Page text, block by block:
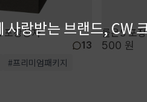
장상자
13
#프리미엄패키지
롤온S 포
500 원
사랑받는 브랜드, CW